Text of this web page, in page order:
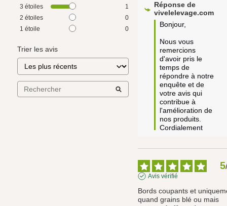
3 étoiles
1
2 étoiles
0
1 étoile 0
Trier les avis
Réponse de
vivelelevage.com
Bonjour,
Nous vous
remercions
d'avoir pris le
temps de
répondre à notre
enquête et de
votre avis qui
contribue à
l'amélioration de
nos produits.
Cordialement
5
Avis vérifié
Bords coupants et
quand grains blé ou mais